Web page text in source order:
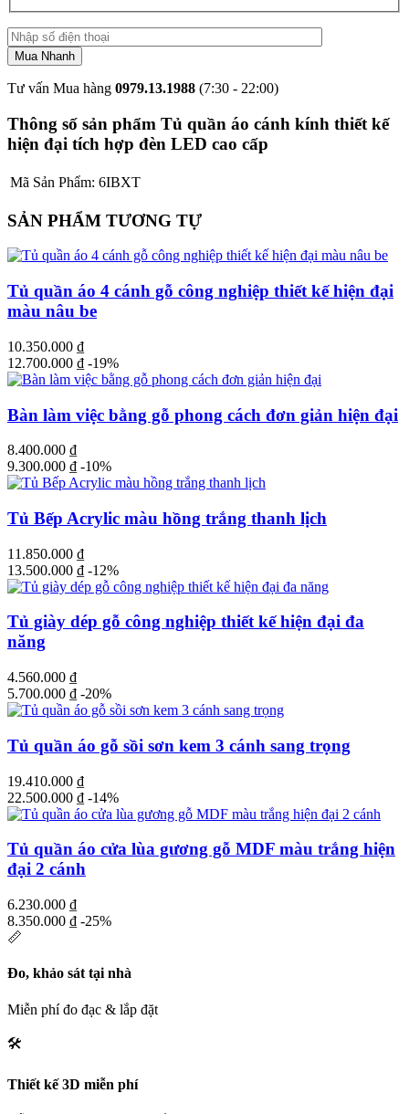
Tư vấn Mua hàng 0979.13.1988 (7:30 - 22:00)
Thông số sản phẩm Tủ quần áo cánh kính thiết kế
hiện đại tích hợp đèn LED cao cấp
Mã Sản Phẩm: 6IBXT
SẢN PHẨM TƯƠNG TỰ
Tủ quần áo 4 cánh gỗ công nghiệp thiết kế hiện đại
màu nâu be
10.350.000 ₫
12.700.000 ₫ -19%
Bàn làm việc bằng gỗ phong cách đơn giản hiện đại
8.400.000 ₫
9.300.000 ₫ -10%
Tủ Bếp Acrylic màu hồng trắng thanh lịch
11.850.000 ₫
13.500.000 ₫ -12%
Tủ giày dép gỗ công nghiệp thiết kế hiện đại đa
năng
4.560.000 ₫
5.700.000 ₫ -20%
Tủ quần áo gỗ sồi sơn kem 3 cánh sang trọng
19.410.000 ₫
22.500.000 ₫ -14%
Tủ quần áo cửa lùa gương gỗ MDF màu trắng hiện
đại 2 cánh
6.230.000 ₫
8.350.000 ₫ -25%
📏
Đo, khảo sát tại nhà
Miễn phí đo đạc & lắp đặt
🛠️
Thiết kế 3D miễn phí